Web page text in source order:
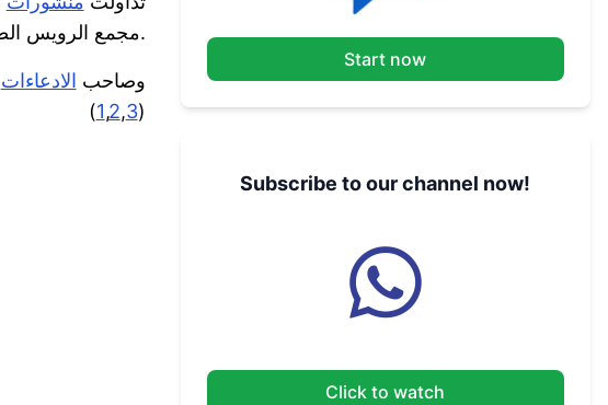
مجمع الرويس الصناعي في أبو ظبي، أكبر مركز للغاز والبترول في الإمارات.
وصاحب الادعاءات
(
1,2,3
)
Start now
Subscribe to our channel now!
Click to watch